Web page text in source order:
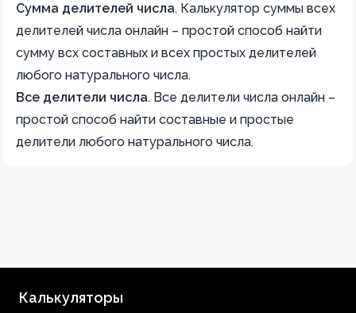
Сумма делителей числа. Калькулятор суммы всех
делителей числа онлайн – простой способ найти
сумму всх составных и всех простых делителей
любого натурального числа.
Все делители числа. Все делители числа онлайн –
простой способ найти составные и простые
делители любого натурального числа.
Калькуляторы